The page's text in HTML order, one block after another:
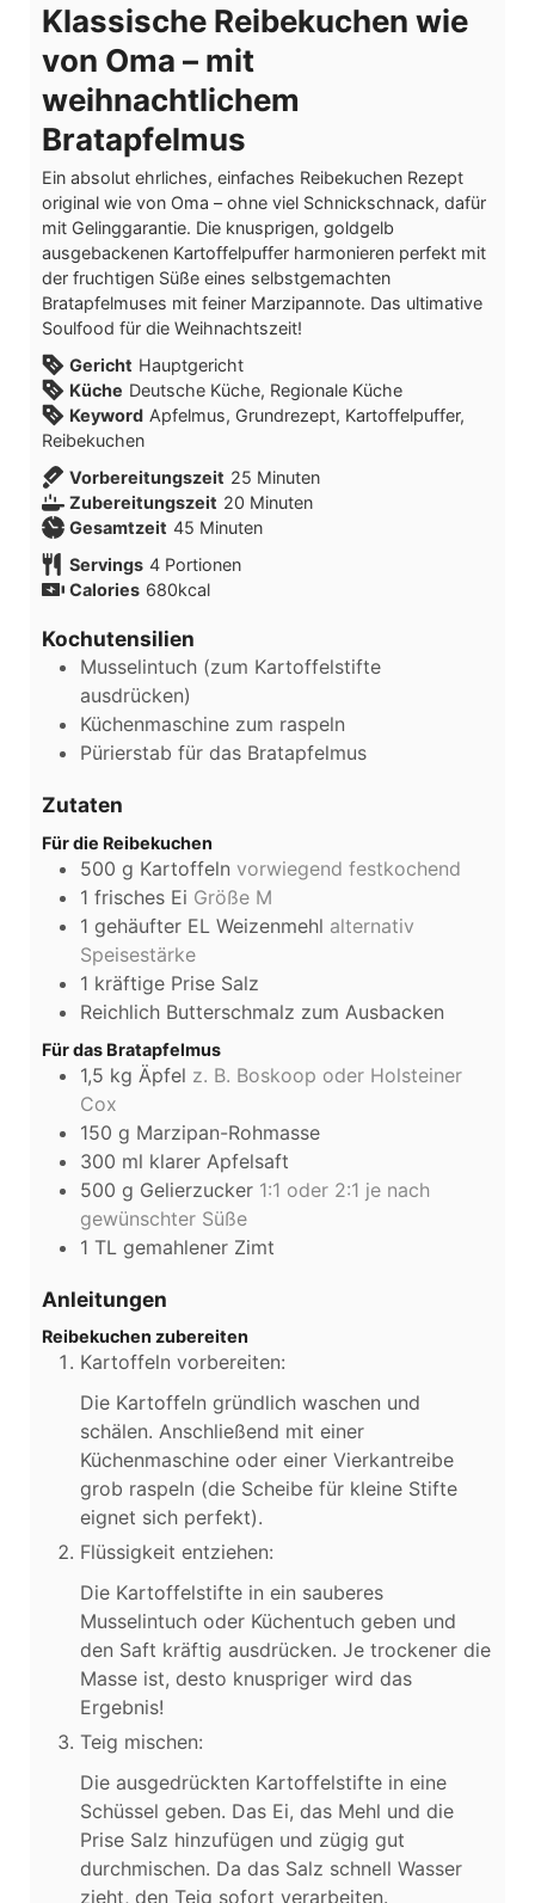
Klassische Reibekuchen wie
von Oma – mit
weihnachtlichem
Bratapfelmus
Ein absolut ehrliches, einfaches Reibekuchen Rezept
original wie von Oma – ohne viel Schnickschnack, dafür
mit Gelinggarantie. Die knusprigen, goldgelb
ausgebackenen Kartoffelpuffer harmonieren perfekt mit
der fruchtigen Süße eines selbstgemachten
Bratapfelmuses mit feiner Marzipannote. Das ultimative
Soulfood für die Weihnachtszeit!
Gericht Hauptgericht
Küche Deutsche Küche, Regionale Küche
Keyword Apfelmus, Grundrezept, Kartoffelpuffer,
Reibekuchen
Vorbereitungszeit 25 Minuten
Zubereitungszeit 20 Minuten
Gesamtzeit 45 Minuten
Servings 4 Portionen
Calories 680kcal
Kochutensilien
Musselintuch (zum Kartoffelstifte
ausdrücken)
Küchenmaschine zum raspeln
Pürierstab für das Bratapfelmus
Zutaten
Für die Reibekuchen
500 g Kartoffeln vorwiegend festkochend
1 frisches Ei Größe M
1 gehäufter EL Weizenmehl alternativ
Speisestärke
1 kräftige Prise Salz
Reichlich Butterschmalz zum Ausbacken
Für das Bratapfelmus
1,5 kg Äpfel z. B. Boskoop oder Holsteiner
Cox
150 g Marzipan-Rohmasse
300 ml klarer Apfelsaft
500 g Gelierzucker 1:1 oder 2:1 je nach
gewünschter Süße
1 TL gemahlener Zimt
Anleitungen
Reibekuchen zubereiten
Kartoffeln vorbereiten:
Die Kartoffeln gründlich waschen und
schälen. Anschließend mit einer
Küchenmaschine oder einer Vierkantreibe
grob raspeln (die Scheibe für kleine Stifte
eignet sich perfekt).
Flüssigkeit entziehen:
Die Kartoffelstifte in ein sauberes
Musselintuch oder Küchentuch geben und
den Saft kräftig ausdrücken. Je trockener die
Masse ist, desto knuspriger wird das
Ergebnis!
Teig mischen:
Die ausgedrückten Kartoffelstifte in eine
Schüssel geben. Das Ei, das Mehl und die
Prise Salz hinzufügen und zügig gut
durchmischen. Da das Salz schnell Wasser
zieht, den Teig sofort verarbeiten.